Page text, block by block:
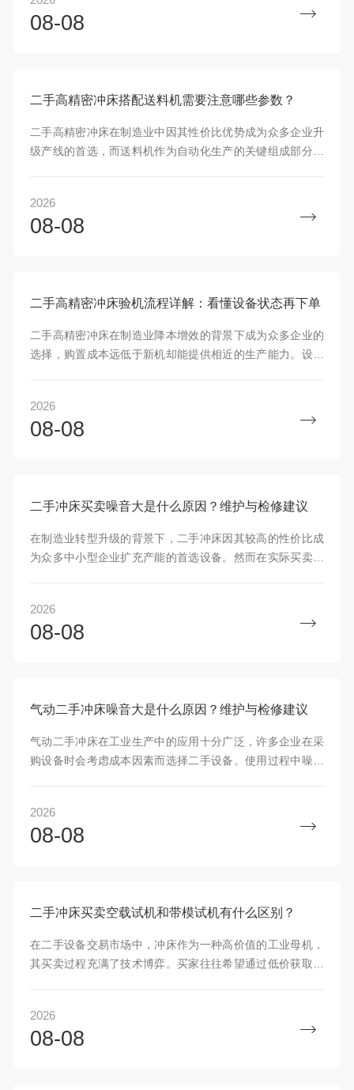
率。许
08-08
二手高精密冲床搭配送料机需要注意哪些参数？
二手高精密冲床在制造业中因其性价比优势成为众多企业升
级产线的首选，而送料机作为自动化生产的关键组成部分，
2026
08-08
二手高精密冲床验机流程详解：看懂设备状态再下单
二手高精密冲床在制造业降本增效的背景下成为众多企业的
选择，购置成本远低于新机却能提供相近的生产能力。设备
2026
08-08
二手冲床买卖噪音大是什么原因？维护与检修建议
在制造业转型升级的背景下，二手冲床因其较高的性价比成
为众多中小型企业扩充产能的首选设备。然而在实际买卖交
2026
08-08
气动二手冲床噪音大是什么原因？维护与检修建议
气动二手冲床在工业生产中的应用十分广泛，许多企业在采
购设备时会考虑成本因素而选择二手设备。使用过程中噪音
2026
08-08
二手冲床买卖空载试机和带模试机有什么区别？
在二手设备交易市场中，冲床作为一种高价值的工业母机，
其买卖过程充满了技术博弈。买家往往希望通过低价获取高
2026
08-08